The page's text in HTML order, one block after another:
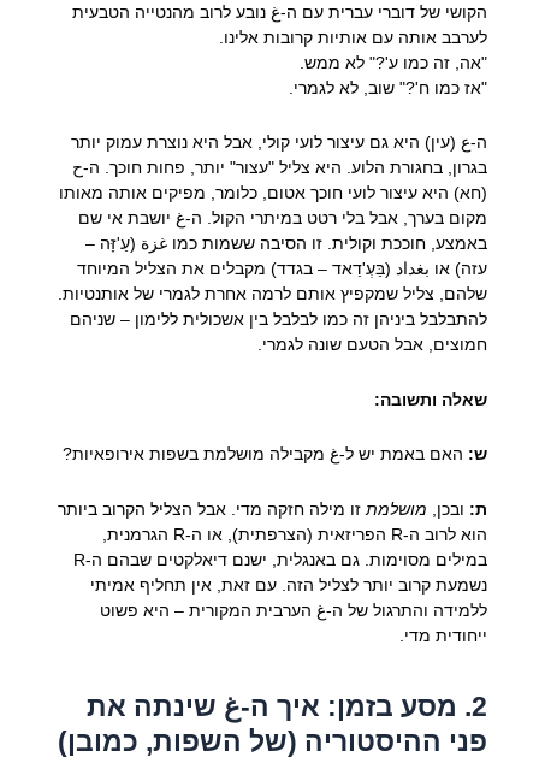
הקושי של דוברי עברית עם ה-غ נובע לרוב מהנטייה הטבעית
לערבב אותה עם אותיות קרובות אלינו.
"אה, זה כמו ע'?" לא ממש.
"אז כמו ח'?" שוב, לא לגמרי.
ה-ع (עין) היא גם עיצור לועי קולי, אבל היא נוצרת עמוק יותר
בגרון, בחגורת הלוע. היא צליל "עצור" יותר, פחות חוכך. ה-ح
(חא) היא עיצור לועי חוכך אטום, כלומר, מפיקים אותה מאותו
מקום בערך, אבל בלי רטט במיתרי הקול. ה-غ יושבת אי שם
באמצע, חוככת וקולית. זו הסיבה ששמות כמו غزة (עַ'זָּה –
עזה) או بغداد (בַּעְ'דַאד – בגדד) מקבלים את הצליל המיוחד
שלהם, צליל שמקפיץ אותם לרמה אחרת לגמרי של אותנטיות.
להתבלבל ביניהן זה כמו לבלבל בין אשכולית ללימון – שניהם
חמוצים, אבל הטעם שונה לגמרי.
שאלה ותשובה:
ש: האם באמת יש ל-غ מקבילה מושלמת בשפות אירופאיות?
ת: ובכן, מושלמתזו מילה חזקה מדי. אבל הצליל הקרוב ביותר
הוא לרוב ה-R הפריזאית (הצרפתית), או ה-R הגרמנית,
במילים מסוימות. גם באנגלית, ישנם דיאלקטים שבהם ה-R
נשמעת קרוב יותר לצליל הזה. עם זאת, אין תחליף אמיתי
ללמידה והתרגול של ה-غ הערבית המקורית – היא פשוט
ייחודית מדי.
2. מסע בזמן: איך ה-غ שינתה את
פני ההיסטוריה (של השפות, כמובן)